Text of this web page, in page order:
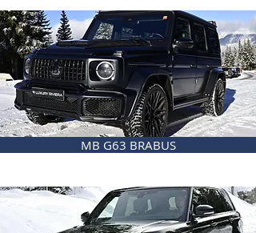
MB G63 BRABUS